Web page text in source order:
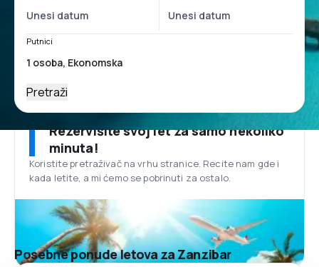
Putnici
Pretraži
Rezervišite svoj let za samo nekoliko
minuta!
Koristite pretraživač na vrhu stranice. Recite nam gde i
kada letite, a mi ćemo se pobrinuti za ostalo.
Posebne ponude letova za Zanzibar